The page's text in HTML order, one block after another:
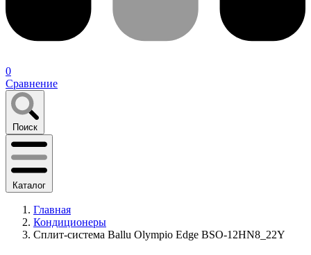
0
Сравнение
Поиск
Каталог
Главная
Кондиционеры
Сплит-система Ballu Olympio Edge BSO-12HN8_22Y